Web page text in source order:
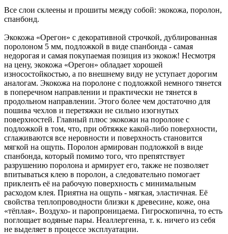
Все слои склеены и прошиты между собой: экокожа, поролон,
спанбонд.
Экокожа «Орегон» с декоративной строчкой, дублированная
поролоном 5 мм, подложкой в виде спанбонда - самая
недорогая и самая покупаемая позиция из экокож! Несмотря
на цену, экокожа «Орегон» обладает хорошей
износостойкостью, а по внешнему виду не уступает дорогим
аналогам. Экокожа на поролоне с подложкой немного тянется
в поперечном направлении и практически не тянется в
продольном направлении. Этого более чем достаточно для
пошива чехлов и перетяжки не сильно изогнутых
поверхностей. Главный плюс экокожи на поролоне с
подложкой в том, что, при обтяжке какой-либо поверхности,
сглаживаются все неровности и поверхность становится
мягкой на ощупь. Поролон армирован подложкой в виде
спанбонда, который помимо того, что препятствует
разрушению поролона и армирует его, также не позволяет
впитываться клею в поролон, а следовательно помогает
приклеить её на рабочую поверхность с минимальным
расходом клея. Приятна на ощупь - мягкая, эластичная. Её
свойства теплопроводности близки к древесине, коже, она
«тёплая». Воздухо- и паропроницаема. Гигроскопична, то есть
поглощает водяные пары. Неаллергенна, т. к. ничего из себя
не выделяет в процессе эксплуатации.